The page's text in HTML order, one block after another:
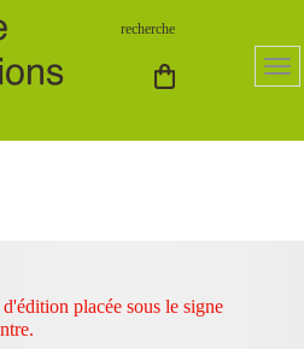
placée sous le signe